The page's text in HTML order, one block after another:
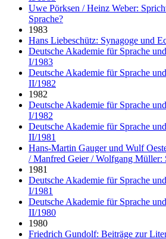
Uwe Pörksen / Heinz Weber:
Sprache?
1983
Hans Liebeschütz: Synagoge und
Deutsche Akademie für Sprache
I/1983
Deutsche Akademie für Sprache
II/1982
1982
Deutsche Akademie für Sprache
I/1982
Deutsche Akademie für Sprache
II/1981
Hans-Martin Gauger und Wulf
/ Manfred Geier / Wolfgang Müller:
1981
Deutsche Akademie für Sprache
I/1981
Deutsche Akademie für Sprache
II/1980
1980
Friedrich Gundolf: Beiträge zur